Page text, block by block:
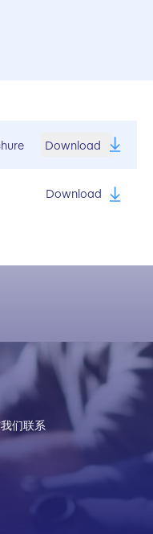
Download
Download
们联系